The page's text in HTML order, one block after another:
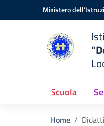
Vai ai contenuti
Vai al menu di navigazione
Ministero
Scuola
Home